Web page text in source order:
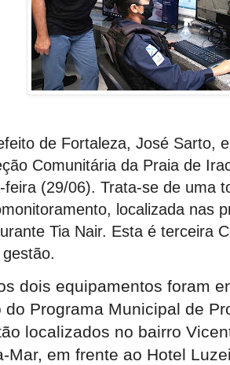
de Fortaleza, José Sarto,
Comunitária da Praia de
feira (29/06). Trata-se de uma
localizada nas
Tia Nair. Esta é terceira
dois equipamentos foram
do Programa Municipal de
localizados no bairro
Mar, em frente ao Hotel